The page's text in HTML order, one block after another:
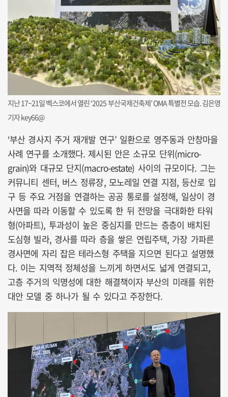
지난 17~21일 벡스코에서 열린 ‘2025 부산국제건축제’ OMA 특별전 모습. 김은영
기자 key66@
‘부산 경사지 주거 재개발 연구’ 일환으로 영주동과 안창마을
사례 연구를 소개했다. 제시된 안은 소규모 단위(micro-
grain)와 대규모 단지(macro-estate) 사이의 규모이다. 그는
커뮤니티 센터, 버스 정류장, 모노레일 연결 지점, 등산로 입
구 등 주요 거점을 연결하는 공공 통로를 설정해, 일상이 경
사면을 따라 이동할 수 있도록 한 뒤 전망을 극대화한 타워
형(아파트), 투과성이 높은 중심지를 만드는 층층이 배치된
도심형 빌라, 경사를 따라 층을 쌓은 연립주택, 가장 가파른
경사면에 자리 잡은 테라스형 주택을 지으면 된다고 설명했
다. 이는 지역적 정체성을 느끼게 하면서도 넓게 연결되고,
고층 주거의 익명성에 대한 해결책이자 부산의 미래를 위한
대안 모델 중 하나가 될 수 있다고 주장한다.